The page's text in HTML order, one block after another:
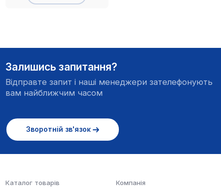
Залишись запитання?
Відправте запит і наші менеджери зателефонують
вам найближчим часом
Зворотній зв'язок
Каталог товарів
Компанія